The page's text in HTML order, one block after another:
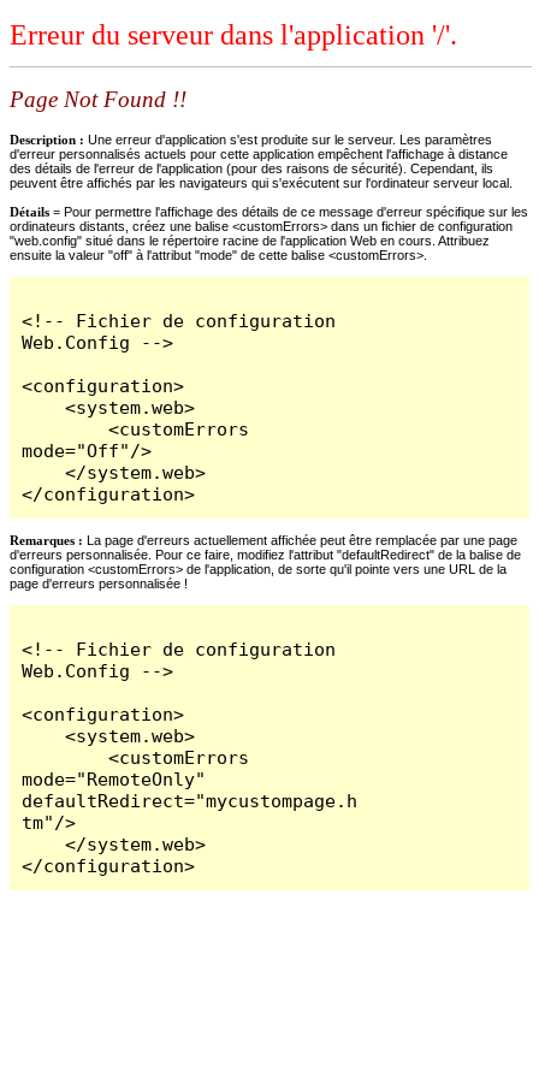
Erreur du serveur dans l'application '/'.
Page Not Found !!
Description : Une erreur d'application s'est produite sur le serveur. Les paramètres
d'erreur personnalisés actuels pour cette application empêchent l'affichage à distance
des détails de l'erreur de l'application (pour des raisons de sécurité). Cependant, ils
peuvent être affichés par les navigateurs qui s'exécutent sur l'ordinateur serveur local.
Détails = Pour permettre l'affichage des détails de ce message d'erreur spécifique sur les
ordinateurs distants, créez une balise <customErrors> dans un fichier de configuration
"web.config" situé dans le répertoire racine de l'application Web en cours. Attribuez
ensuite la valeur "off" à l'attribut "mode" de cette balise <customErrors>.
<!-- Fichier de configuration
Web.Config -->
<configuration>
    <system.web>
        <customErrors
mode="Off"/>
    </system.web>
</configuration>
Remarques : La page d'erreurs actuellement affichée peut être remplacée par une page
d'erreurs personnalisée. Pour ce faire, modifiez l'attribut "defaultRedirect" de la balise de
configuration <customErrors> de l'application, de sorte qu'il pointe vers une URL de la
page d'erreurs personnalisée !
<!-- Fichier de configuration
Web.Config -->
<configuration>
    <system.web>
        <customErrors
mode="RemoteOnly"
defaultRedirect="mycustompage.h
tm"/>
    </system.web>
</configuration>